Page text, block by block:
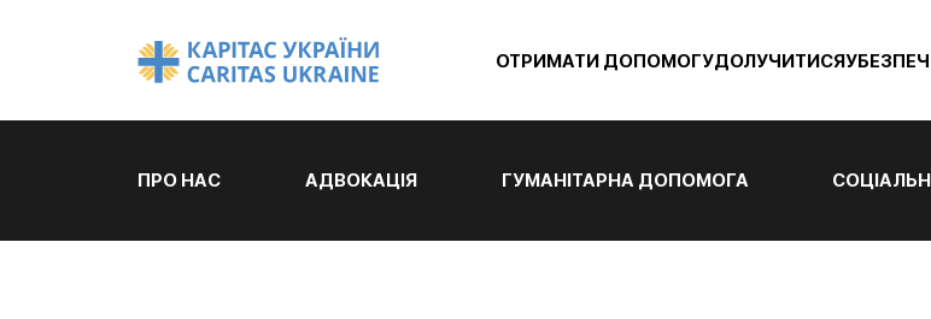
ОТРИМАТИ ДОПОМОГУДОЛУЧИТИСЯ
ПРО НАС АДВОКАЦІЯ ГУМАНІТАРНА ДОПОМОГА